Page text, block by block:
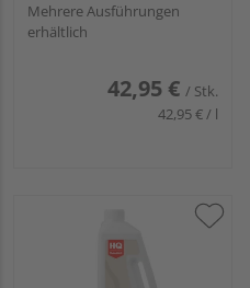
Mehrere Ausführungen
erhältlich
42,95 € / Stk.
42,95 € / l